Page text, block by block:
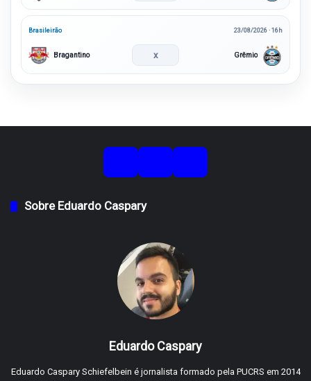
Brasileirão 23/08/2026 · 16h
Bragantino x Grêmio
Sobre Eduardo Caspary
Eduardo Caspary
Eduardo Caspary Schiefelbein é jornalista formado pela PUCRS em 2014